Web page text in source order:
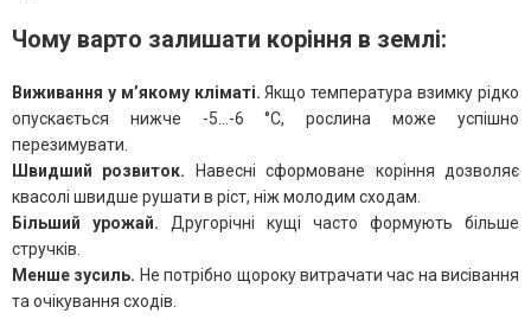
Чому варто залишати коріння в землі:
Виживання у м’якому кліматі. Якщо температура взимку рідко
опускається нижче -5…-6 °C, рослина може успішно
перезимувати.
Швидший розвиток. Навесні сформоване коріння дозволяє
квасолі швидше рушати в ріст, ніж молодим сходам.
Більший урожай. Другорічні кущі часто формують більше
стручків.
Менше зусиль. Не потрібно щороку витрачати час на висівання
та очікування сходів.